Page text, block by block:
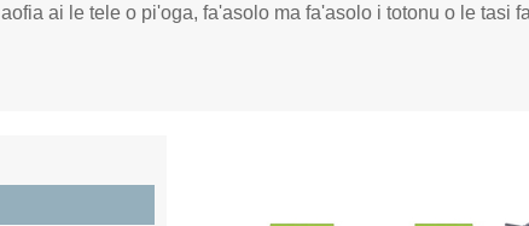
aofia ai le tele o pi'oga, fa'asolo ma fa'asolo i totonu o le tasi